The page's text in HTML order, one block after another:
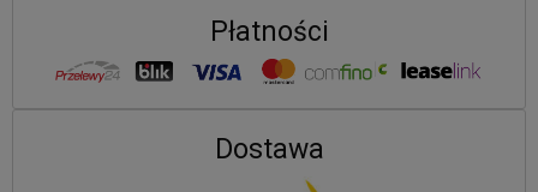
Płatności
Dostawa